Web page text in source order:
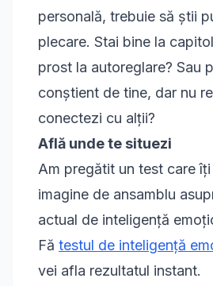
personală, trebuie să știi
plecare. Stai bine la
prost la autoreglare? Sau
conștient de tine, dar nu
conectezi cu alții?
Află unde te situezi
Am pregătit un test care
imagine de ansamblu
actual de inteligență
Fă testul de inteligență
vei afla rezultatul instant.